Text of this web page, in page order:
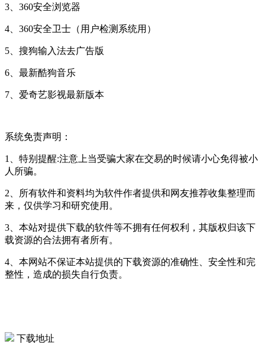
3、360安全浏览器
4、360安全卫士（用户检测系统用）
5、搜狗输入法去广告版
6、最新酷狗音乐
7、爱奇艺影视最新版本
系统免责声明：
1、特别提醒:注意上当受骗大家在交易的时候请小心免得被小
人所骗。
2、所有软件和资料均为软件作者提供和网友推荐收集整理而
来，仅供学习和研究使用。
3、本站对提供下载的软件等不拥有任何权利，其版权归该下
载资源的合法拥有者所有。
4、本网站不保证本站提供的下载资源的准确性、安全性和完
整性，造成的损失自行负责。
下载地址